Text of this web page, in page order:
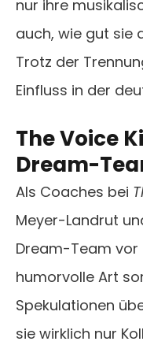
nur ihre
auch, wie gut sie
Trotz der
Einfluss in der
The Voice
Dream-
Als Coaches bei
Meyer-Landrut
Dream-Team vor
humorvolle Art
Spekulationen
sie wirklich nur